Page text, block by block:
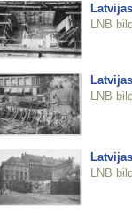
LNB
LNB
LNB